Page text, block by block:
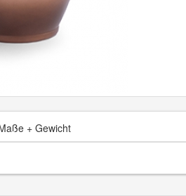
+ Gewicht